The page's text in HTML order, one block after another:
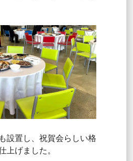
設置し、祝賀会らしい格
上げました。